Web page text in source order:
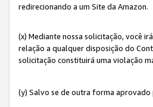
redirecionando a um Site da Amazon.
(x) Mediante nossa solicitação, você
relação a qualquer disposição do
solicitação constituirá uma violação
(y) Salvo se de outra forma